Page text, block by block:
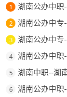
1
2
3 湖南公办中
4
5
6 湖南公办中